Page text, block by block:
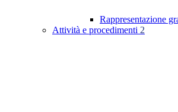
Rappresentazione
Attività e procedimenti 2